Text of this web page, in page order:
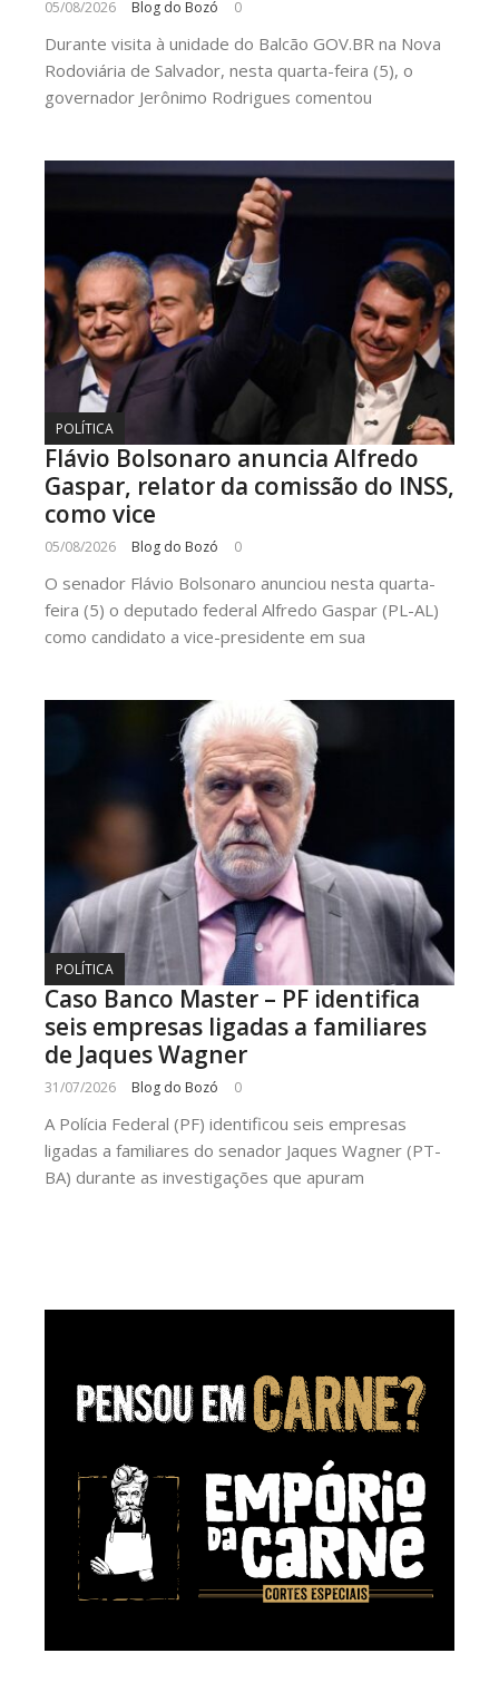
05/08/2026 Blog do Bozó 0
Durante visita à unidade do Balcão GOV.BR na Nova
Rodoviária de Salvador, nesta quarta-feira (5), o
governador Jerônimo Rodrigues comentou
POLÍTICA
Flávio Bolsonaro anuncia Alfredo
Gaspar, relator da comissão do INSS,
como vice
05/08/2026 Blog do Bozó 0
O senador Flávio Bolsonaro anunciou nesta quarta-
feira (5) o deputado federal Alfredo Gaspar (PL-AL)
como candidato a vice-presidente em sua
POLÍTICA
Caso Banco Master – PF identifica
seis empresas ligadas a familiares
de Jaques Wagner
31/07/2026 Blog do Bozó 0
A Polícia Federal (PF) identificou seis empresas
ligadas a familiares do senador Jaques Wagner (PT-
BA) durante as investigações que apuram